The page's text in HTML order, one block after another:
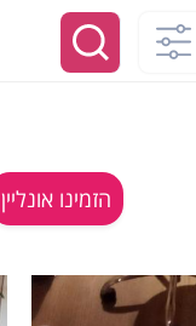
הזמינו אונליין